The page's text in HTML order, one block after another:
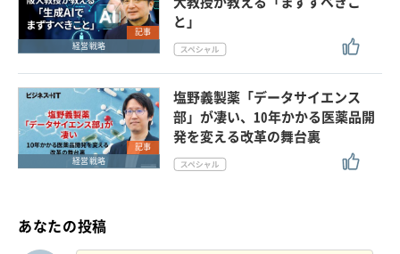
記事
経営戦略
と」
記事
経営戦略
塩野義製薬「データサイエンス
部」が凄い、10年かかる医薬品開
発を変える改革の舞台裏
あなたの投稿